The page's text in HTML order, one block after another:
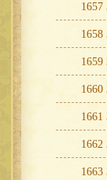
1657
1662
1663